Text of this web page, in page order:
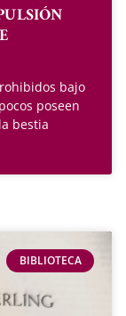
bajo
poseen
bestia
BIBLIOTECA